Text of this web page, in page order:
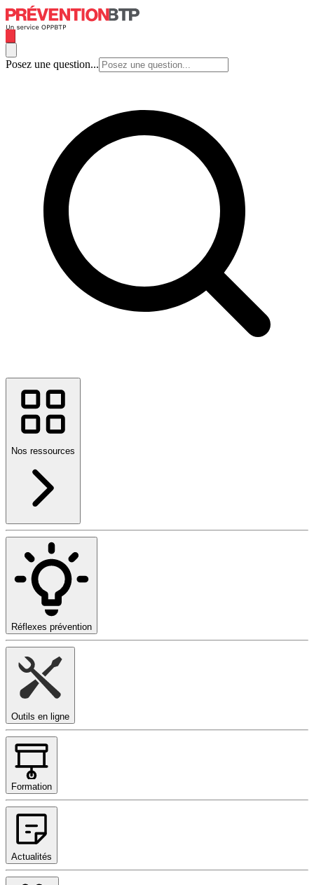
Posez une question...
Nos ressources
Réflexes prévention
Outils en ligne
Formation
Actualités